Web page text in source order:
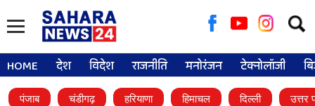
for:
HOME देश विदेश राजनीति मनोरंजन टेक्नोलॉजी
पंजाब चंडीगढ़ हरियाणा हिमाचल दिल्ली उत्तर